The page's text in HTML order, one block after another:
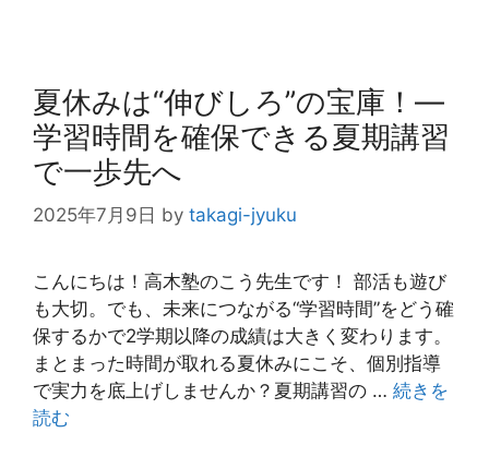
夏休みは“伸びしろ”の宝庫！―
学習時間を確保できる夏期講習
で一歩先へ
2025年7月9日 by takagi-jyuku
こんにちは！高木塾のこう先生です！ 部活も遊び
も大切。でも、未来につながる“学習時間”をどう確
保するかで2学期以降の成績は大きく変わります。
まとまった時間が取れる夏休みにこそ、個別指導
で実力を底上げしませんか？夏期講習の … 続きを
読む